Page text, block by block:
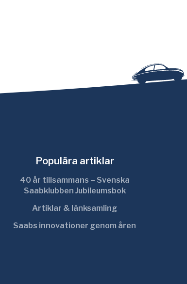
Populära artiklar
40 år tillsammans – Svenska
Saabklubben Jubileumsbok
Artiklar & länksamling
Saabs innovationer genom åren